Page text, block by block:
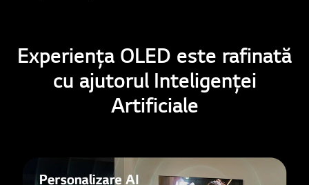
Experiența OLED este rafinată
cu ajutorul Inteligenței
Artificiale